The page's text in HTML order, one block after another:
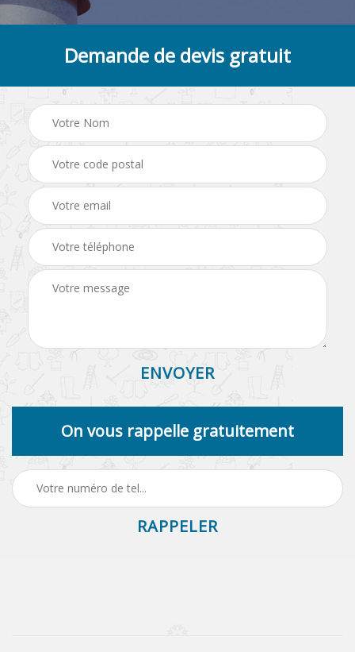
Demande de devis gratuit
On vous rappelle gratuitement